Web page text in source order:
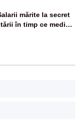
mărite la secret
în timp ce medicii